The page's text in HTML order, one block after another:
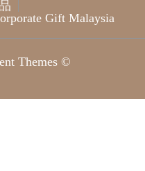
Gift Malaysia
Themes ©